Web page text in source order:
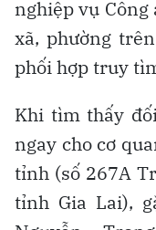
nghiệp vụ
xã, phường
phối hợp truy
Khi tìm thấy
ngay cho cơ
tỉnh (số 267A
tỉnh Gia Lai),